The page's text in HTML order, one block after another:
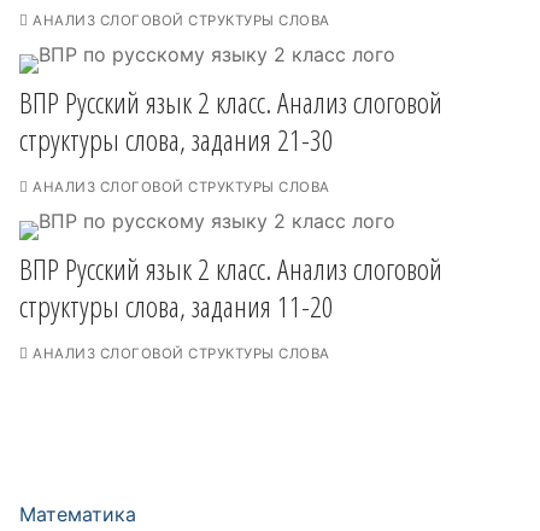
АНАЛИЗ СЛОГОВОЙ СТРУКТУРЫ СЛОВА
ВПР Русский язык 2 класс. Анализ слоговой
структуры слова, задания 21-30
АНАЛИЗ СЛОГОВОЙ СТРУКТУРЫ СЛОВА
ВПР Русский язык 2 класс. Анализ слоговой
структуры слова, задания 11-20
АНАЛИЗ СЛОГОВОЙ СТРУКТУРЫ СЛОВА
Математика